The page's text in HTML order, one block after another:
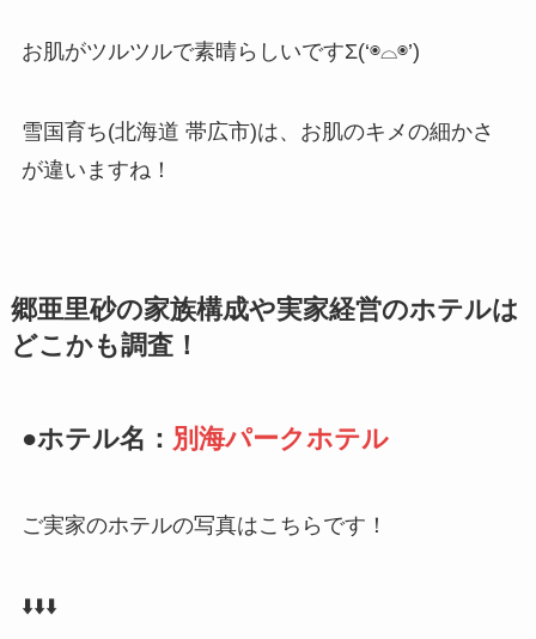
お肌がツルツルで素晴らしいですΣ(‘◉⌓◉’)
雪国育ち(北海道 帯広市)は、お肌のキメの細かさ
が違いますね！
郷亜里砂の家族構成や実家経営のホテルは
どこかも調査！
●ホテル名： 別海パークホテル
ご実家のホテルの写真はこちらです！
⬇️⬇️⬇️